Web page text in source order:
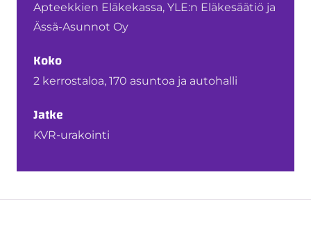
Apteekkien Eläkekassa, YLE:n Eläkesäätiö ja
Ässä-Asunnot Oy
Koko
2 kerrostaloa, 170 asuntoa ja autohalli
Jatke
KVR-urakointi